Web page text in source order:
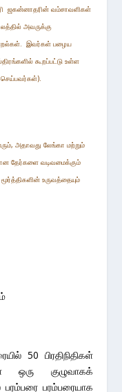
ஜகன்னாதரின் வம்சாவளிகள்
அவருக்கு
இவர்கள் பழைய
கூறப்பட்டு உள்ள
செய்பவர்கள்).
அதாவது லேங்கா மற்றும்
தேர்களை வடிவமைக்கும்
உருவத்தையும்
50 பிரதிநிதிகள்
ஒரு குழுவாகக்
பரம்பரை பரம்பரையாக